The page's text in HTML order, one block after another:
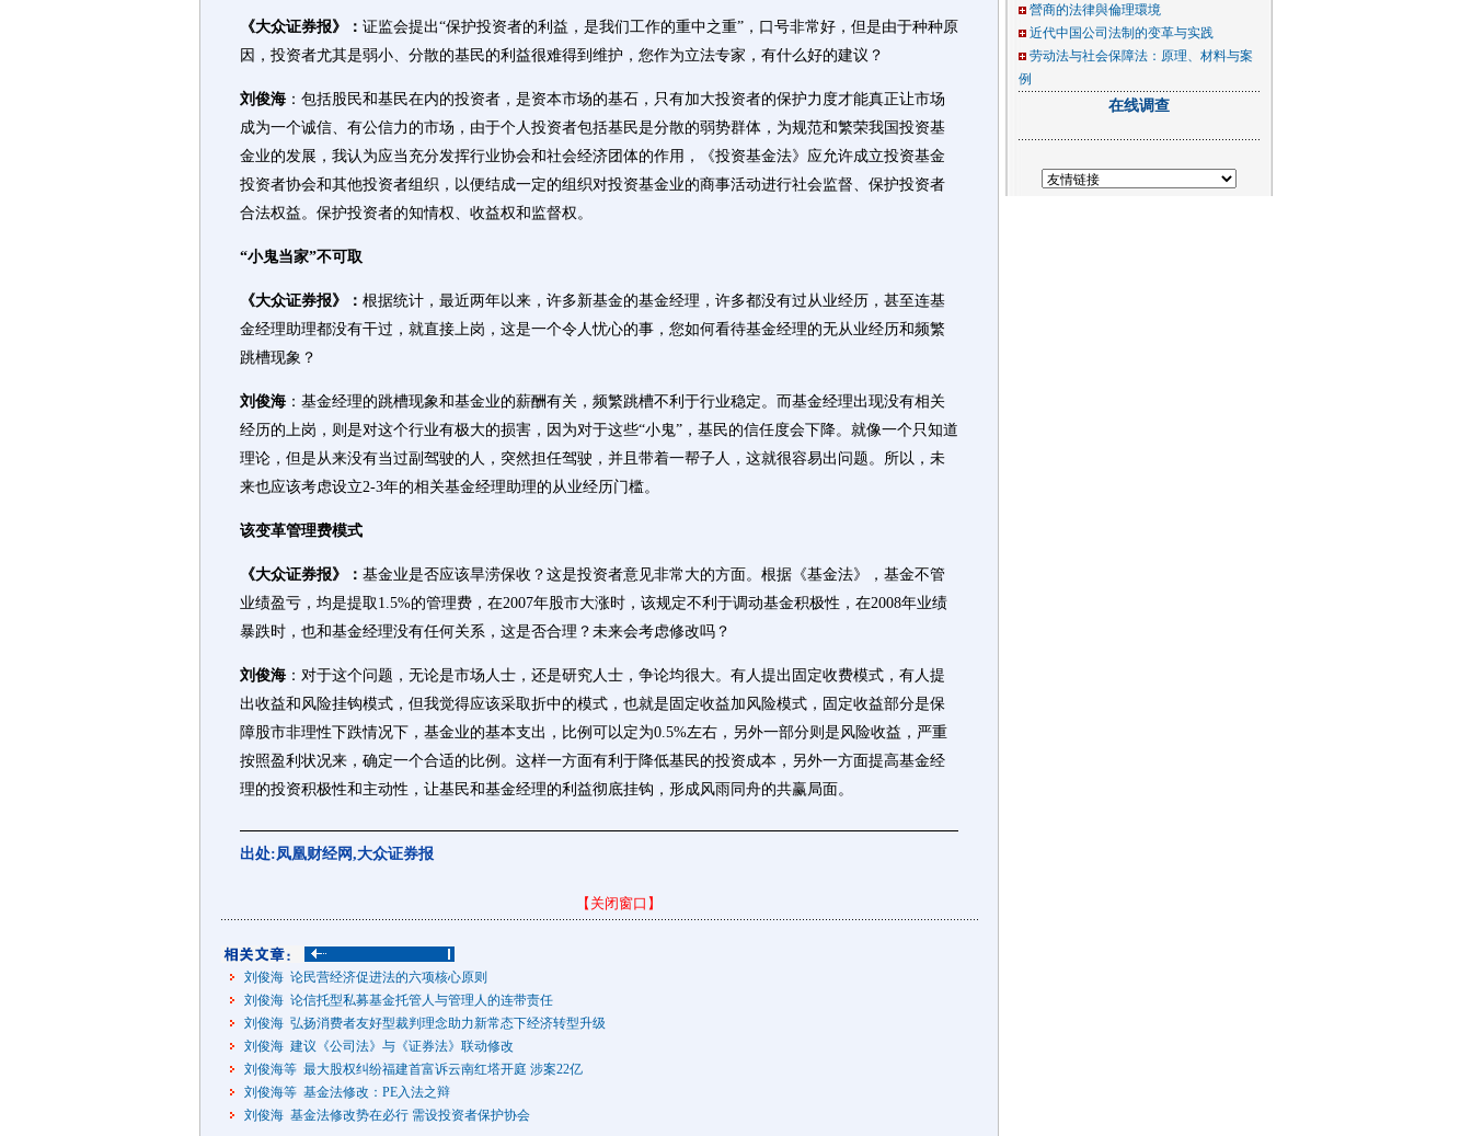
《大众证券报》： 证监会提出“保护投资者的利益，是我们工作的重中之重”，口号非常好，但是由于种种原
因，投资者尤其是弱小、分散的基民的利益很难得到维护，您作为立法专家，有什么好的建议？
刘俊海 ：包括股民和基民在内的投资者，是资本市场的基石，只有加大投资者的保护力度才能真正让市场
成为一个诚信、有公信力的市场，由于个人投资者包括基民是分散的弱势群体，为规范和繁荣我国投资基
金业的发展，我认为应当充分发挥行业协会和社会经济团体的作用，《投资基金法》应允许成立投资基金
投资者协会和其他投资者组织，以便结成一定的组织对投资基金业的商事活动进行社会监督、保护投资者
合法权益。保护投资者的知情权、收益权和监督权。
“小鬼当家”不可取
《大众证券报》： 根据统计，最近两年以来，许多新基金的基金经理，许多都没有过从业经历，甚至连基
金经理助理都没有干过，就直接上岗，这是一个令人忧心的事，您如何看待基金经理的无从业经历和频繁
跳槽现象？
刘俊海 ：基金经理的跳槽现象和基金业的薪酬有关，频繁跳槽不利于行业稳定。而基金经理出现没有相关
经历的上岗，则是对这个行业有极大的损害，因为对于这些“小鬼”，基民的信任度会下降。就像一个只知道
理论，但是从来没有当过副驾驶的人，突然担任驾驶，并且带着一帮子人，这就很容易出问题。所以，未
来也应该考虑设立2-3年的相关基金经理助理的从业经历门槛。
该变革管理费模式
《大众证券报》： 基金业是否应该旱涝保收？这是投资者意见非常大的方面。根据《基金法》，基金不管
业绩盈亏，均是提取1.5%的管理费，在2007年股市大涨时，该规定不利于调动基金积极性，在2008年业绩
暴跌时，也和基金经理没有任何关系，这是否合理？未来会考虑修改吗？
刘俊海 ：对于这个问题，无论是市场人士，还是研究人士，争论均很大。有人提出固定收费模式，有人提
出收益和风险挂钩模式，但我觉得应该采取折中的模式，也就是固定收益加风险模式，固定收益部分是保
障股市非理性下跌情况下，基金业的基本支出，比例可以定为0.5%左右，另外一部分则是风险收益，严重
按照盈利状况来，确定一个合适的比例。这样一方面有利于降低基民的投资成本，另外一方面提高基金经
理的投资积极性和主动性，让基民和基金经理的利益彻底挂钩，形成风雨同舟的共赢局面。
出处:凤凰财经网,大众证券报
【关闭窗口】
刘俊海 论民营经济促进法的六项核心原则
刘俊海 论信托型私募基金托管人与管理人的连带责任
刘俊海 弘扬消费者友好型裁判理念助力新常态下经济转型升级
刘俊海 建议《公司法》与《证券法》联动修改
刘俊海等 最大股权纠纷福建首富诉云南红塔开庭 涉案22亿
刘俊海等 基金法修改：PE入法之辩
刘俊海 基金法修改势在必行 需设投资者保护协会
營商的法律與倫理環境
近代中国公司法制的变革与实践
劳动法与社会保障法：原理、材料与案
例
在线调查